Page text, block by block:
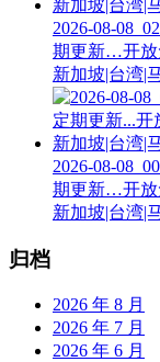
2026-08-
期更新…开放
新加坡|台湾|
2026-08-
期更新…开放
新加坡|台湾|
归档
2026 年 8 月
2026 年 7 月
2026 年 6 月